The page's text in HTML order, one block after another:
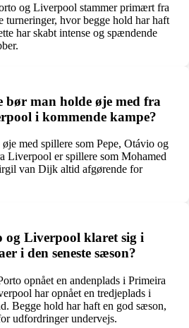
og Liverpool stammer primært fra
turneringer, hvor begge hold har haft
har skabt intense og spændende
bør man holde øje med fra
i kommende kampe?
med spillere som Pepe, Otávio og
Liverpool er spillere som Mohamed
van Dijk altid afgørende for
Liverpool klaret sig i
i den seneste sæson?
opnået en andenplads i Primeira
har opnået en tredjeplads i
Begge hold har haft en god sæson,
udfordringer undervejs.